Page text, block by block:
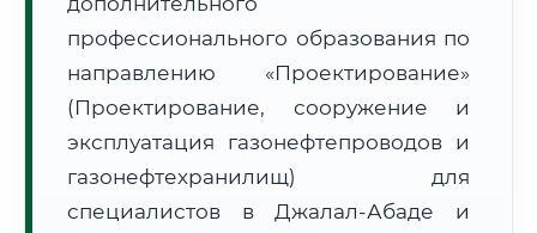
Расчет логистики оригиналов:
• Маршрут транзита:~1 729 км
2–3 рабочих дня
профессионального образования по
направлению «Проектирование»
(Проектирование, сооружение и
эксплуатация газонефтепроводов и
газонефтехранилищ) для
специалистов в Джалал-Абаде и